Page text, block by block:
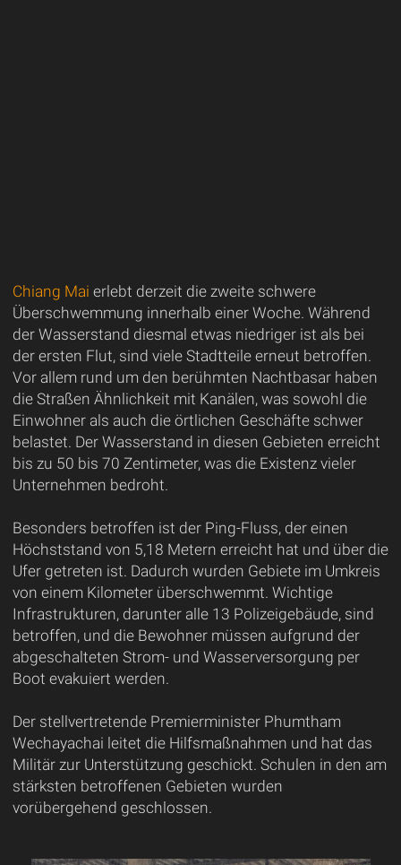
Chiang Mai erlebt derzeit die zweite schwere
Überschwemmung innerhalb einer Woche. Während
der Wasserstand diesmal etwas niedriger ist als bei
der ersten Flut, sind viele Stadtteile erneut betroffen.
Vor allem rund um den berühmten Nachtbasar haben
die Straßen Ähnlichkeit mit Kanälen, was sowohl die
Einwohner als auch die örtlichen Geschäfte schwer
belastet. Der Wasserstand in diesen Gebieten erreicht
bis zu 50 bis 70 Zentimeter, was die Existenz vieler
Unternehmen bedroht.
Besonders betroffen ist der Ping-Fluss, der einen
Höchststand von 5,18 Metern erreicht hat und über die
Ufer getreten ist. Dadurch wurden Gebiete im Umkreis
von einem Kilometer überschwemmt. Wichtige
Infrastrukturen, darunter alle 13 Polizeigebäude, sind
betroffen, und die Bewohner müssen aufgrund der
abgeschalteten Strom- und Wasserversorgung per
Boot evakuiert werden.
Der stellvertretende Premierminister Phumtham
Wechayachai leitet die Hilfsmaßnahmen und hat das
Militär zur Unterstützung geschickt. Schulen in den am
stärksten betroffenen Gebieten wurden
vorübergehend geschlossen.